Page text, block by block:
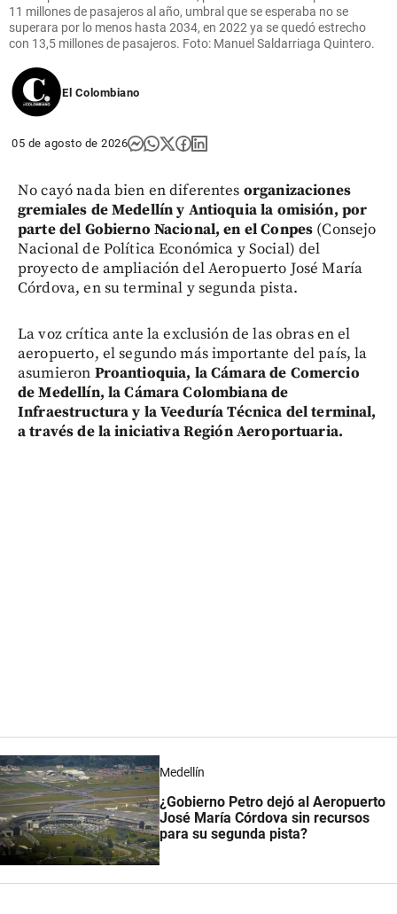
11 millones de pasajeros al año, umbral que se esperaba no se
superara por lo menos hasta 2034, en 2022 ya se quedó estrecho
con 13,5 millones de pasajeros. Foto: Manuel Saldarriaga Quintero.
El Colombiano
05 de agosto de 2026
No cayó nada bien en diferentes organizaciones
gremiales de Medellín y Antioquia la omisión, por
parte del Gobierno Nacional, en el Conpes (Consejo
Nacional de Política Económica y Social) del
proyecto de ampliación del Aeropuerto José María
Córdova, en su terminal y segunda pista.
La voz crítica ante la exclusión de las obras en el
aeropuerto, el segundo más importante del país, la
asumieron Proantioquia, la Cámara de Comercio
de Medellín, la Cámara Colombiana de
Infraestructura y la Veeduría Técnica del terminal,
a través de la iniciativa Región Aeroportuaria.
Medellín
¿Gobierno Petro dejó al Aeropuerto
José María Córdova sin recursos
para su segunda pista?